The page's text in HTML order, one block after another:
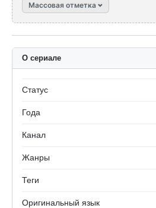
Массовая отметка
О сериале
Статус
Года
Канал
Жанры
Теги
Оригинальный язык